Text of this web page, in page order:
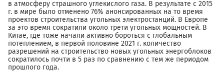
в атмосферу страшного углекислого газа. В результате с 2015
г. в мире было отменено 76% анонсированных на то время
проектов строительства угольных электростанций. В Европе
за это время сократили около трети угольных мощностей. В
Китае, где тоже начали активно бороться с глобальным
потеплением, в первой половине 2021 г. количество
разрешений на строительство новых угольных энергоблоков
сократилось почти в 5 раз по сравнению с тем же периодом
прошлого года.